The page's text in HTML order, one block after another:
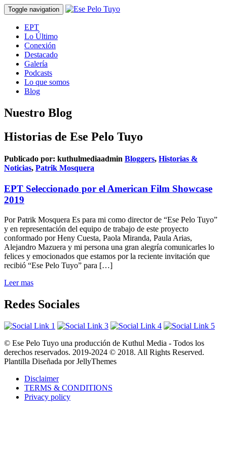
Toggle navigation
EPT
Lo Último
Conexión
Destacado
Galería
Podcasts
Lo que somos
Blog
Nuestro Blog
Historias de Ese Pelo Tuyo
Publicado por: kuthulmediaadmin Bloggers, Historias &
Noticias, Patrik Mosquera
EPT Seleccionado por el American Film Showcase
2019
Por Patrik Mosquera Es para mi como director de “Ese Pelo Tuyo”
y en representación del equipo de trabajo de este proyecto
conformado por Heny Cuesta, Paola Miranda, Paula Arias,
Alejandro Mazuera y mi persona una gran alegría comunicarles lo
felices y emocionados que estamos por la reciente invitación que
recibió “Ese Pelo Tuyo” para […]
Leer mas
Redes Sociales
© Ese Pelo Tuyo una producción de Kuthul Media - Todos los
derechos reservados. 2019-2024 © 2018. All Rights Reserved.
Plantilla Diseñada por JellyThemes
Disclaimer
TERMS & CONDITIONS
Privacy policy